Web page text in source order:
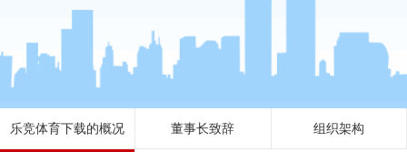
乐竞体育下载的概况 董事长致辞 组织架构